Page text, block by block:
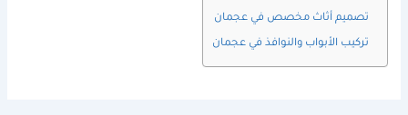
تصميم أثاث مخصص في عجمان
تركيب الأبواب والنوافذ في عجمان